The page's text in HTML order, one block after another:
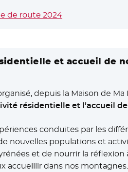
de route 2024
et accueil de
depuis la Maison de Ma
résidentielle et l’accueil
conduites par les
nouvelles populations et
et de nourrir la
accueillir dans nos montagnes.